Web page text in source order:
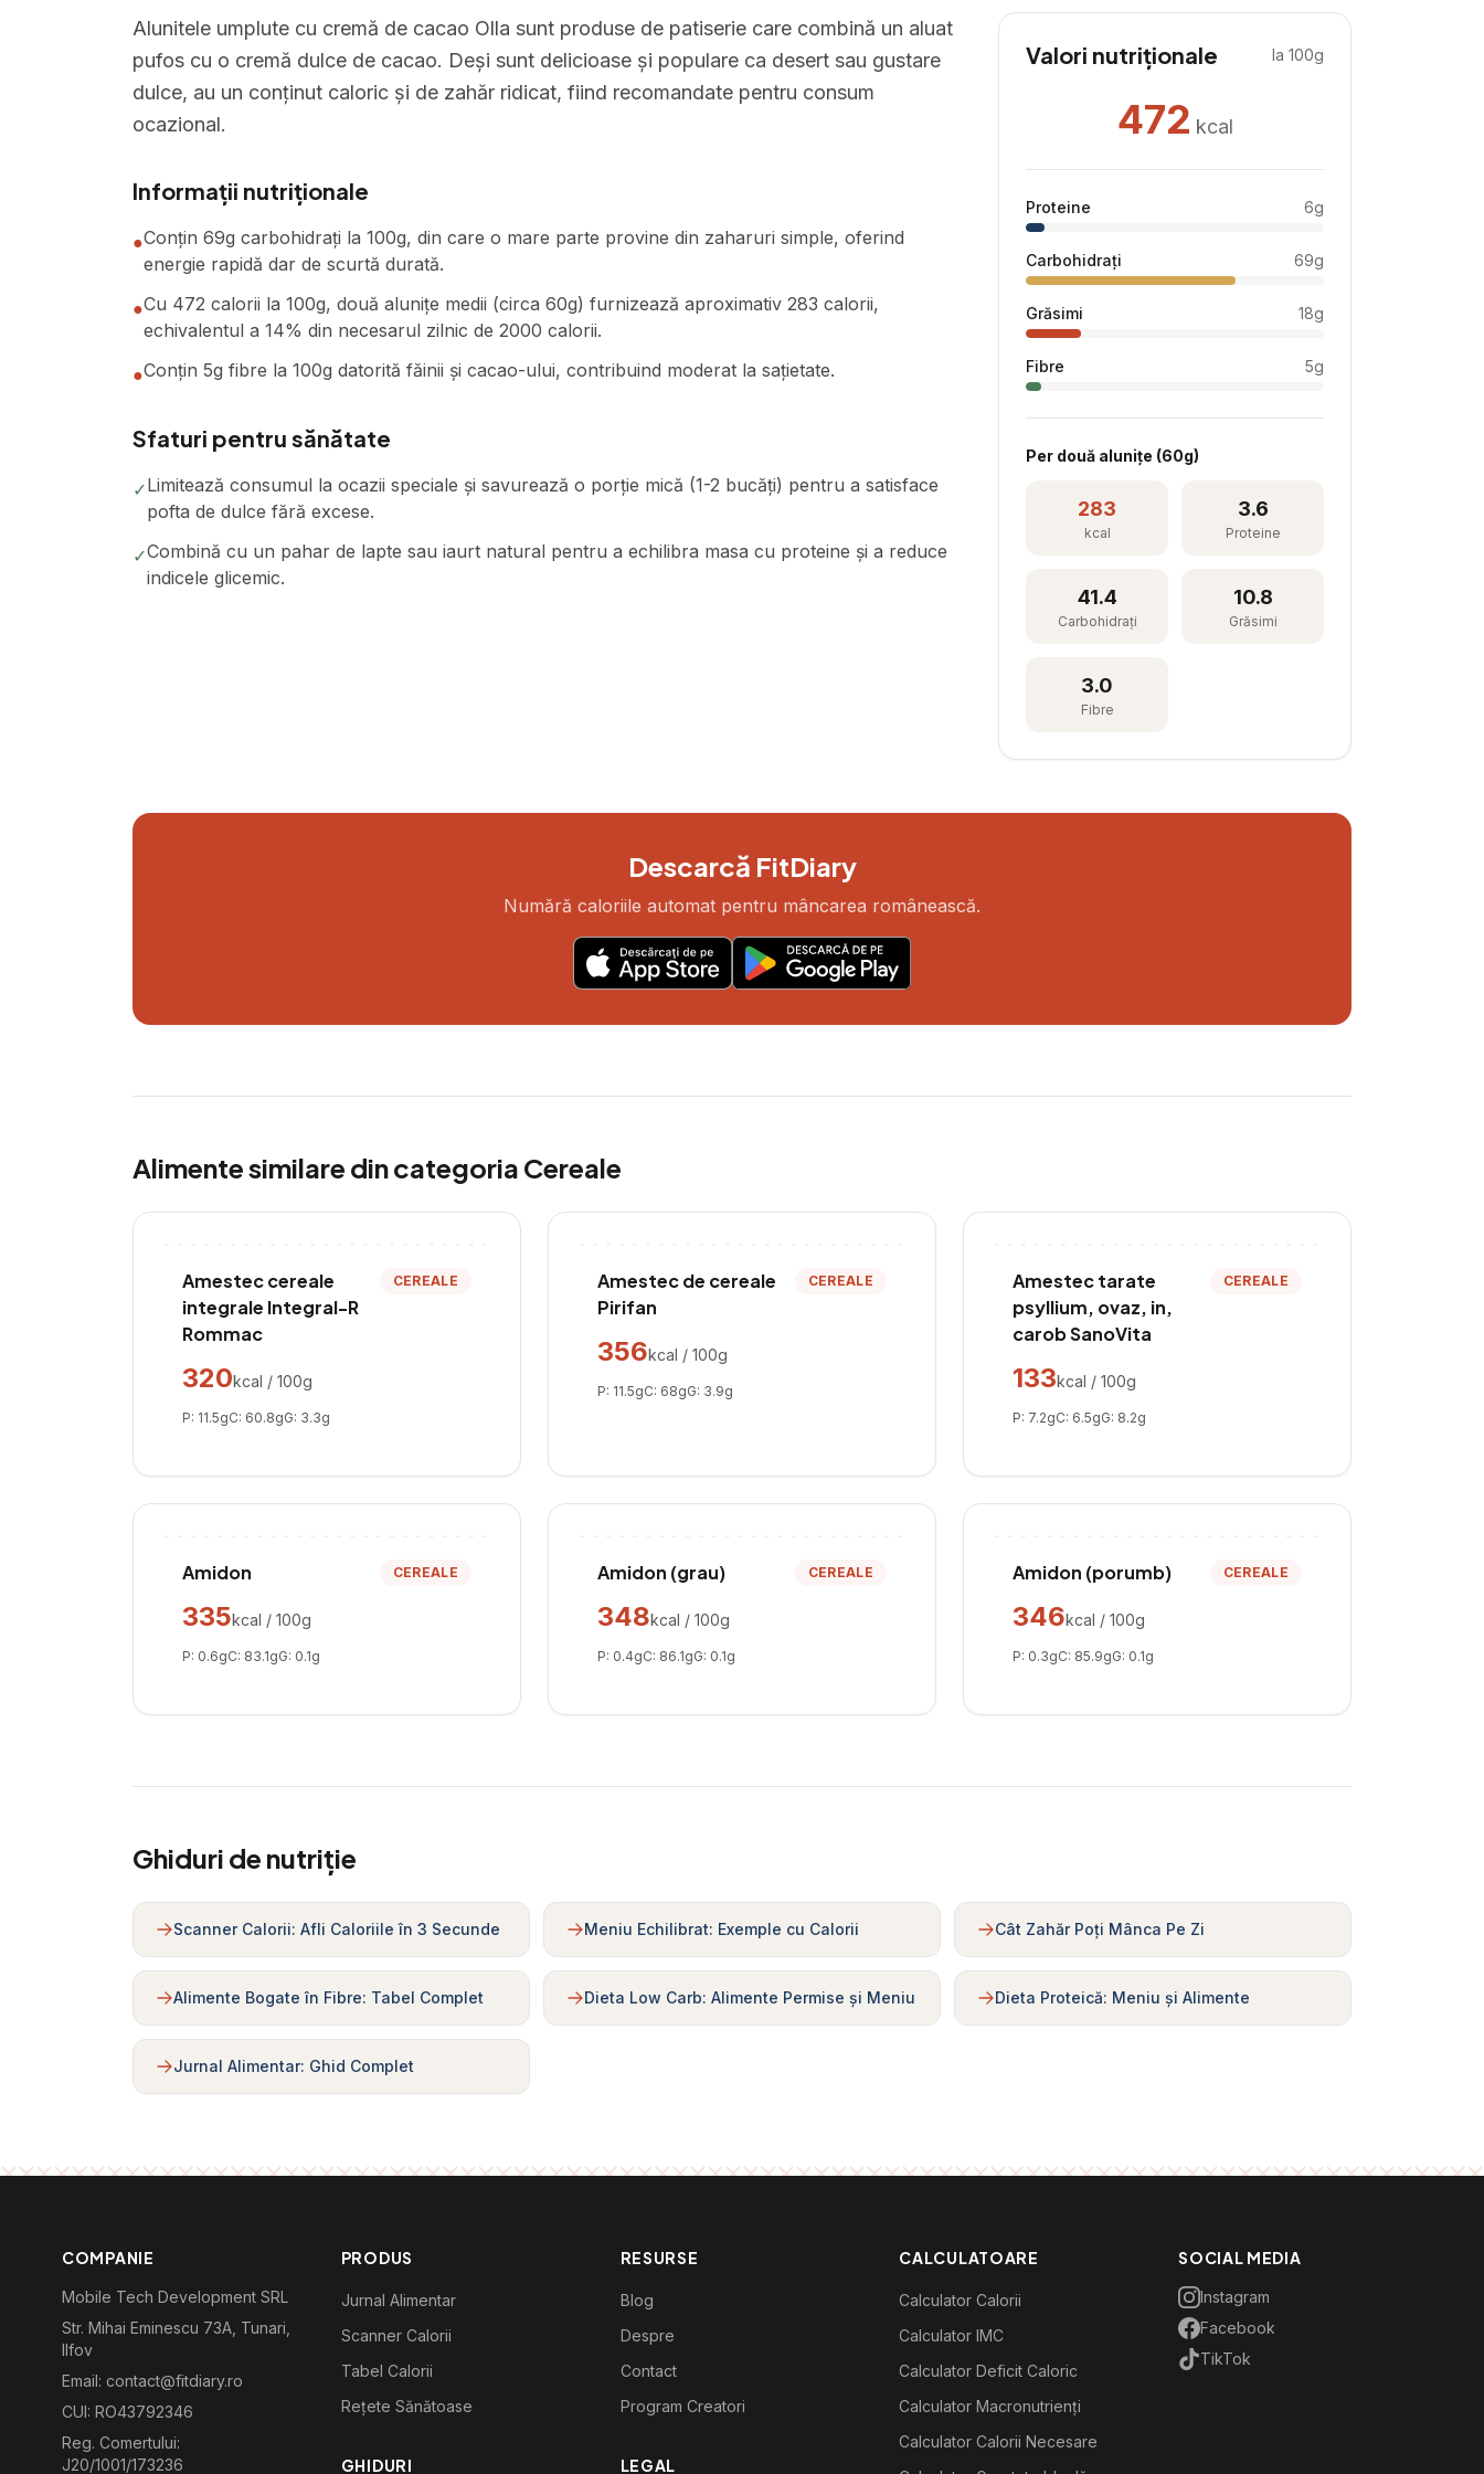
Alunitele umplute cu cremă de cacao Olla sunt produse de patiserie care combină un aluat
pufos cu o cremă dulce de cacao. Deși sunt delicioase și populare ca desert sau gustare
dulce, au un conținut caloric și de zahăr ridicat, fiind recomandate pentru consum
ocazional.
Informații nutriționale
●Conțin 69g carbohidrați la 100g, din care o mare parte provine din zaharuri simple, oferind
energie rapidă dar de scurtă durată.
●Cu 472 calorii la 100g, două alunițe medii (circa 60g) furnizează aproximativ 283 calorii,
echivalentul a 14% din necesarul zilnic de 2000 calorii.
●Conțin 5g fibre la 100g datorită făinii și cacao-ului, contribuind moderat la sațietate.
Sfaturi pentru sănătate
✓Limitează consumul la ocazii speciale și savurează o porție mică (1-2 bucăți) pentru a satisface
pofta de dulce fără excese.
✓Combină cu un pahar de lapte sau iaurt natural pentru a echilibra masa cu proteine și a reduce
indicele glicemic.
Valori nutriționale la 100g
472 kcal
Proteine 6g
Carbohidrați 69g
Grăsimi 18g
Fibre 5g
Per două alunițe (60g)
283
kcal
3.6
Proteine
41.4
Carbohidrați
10.8
Grăsimi
3.0
Fibre
Descarcă FitDiary
Numără caloriile automat pentru mâncarea românească.
Alimente similare din categoria Cereale
Amestec cereale
integrale Integral-R
Rommac
CEREALE
320kcal / 100g
P: 11.5gC: 60.8gG: 3.3g
Amestec de cereale
Pirifan
CEREALE
356kcal / 100g
P: 11.5gC: 68gG: 3.9g
Amestec tarate
psyllium, ovaz, in,
carob SanoVita
CEREALE
133kcal / 100g
P: 7.2gC: 6.5gG: 8.2g
Amidon CEREALE
335kcal / 100g
P: 0.6gC: 83.1gG: 0.1g
Amidon (grau) CEREALE
348kcal / 100g
P: 0.4gC: 86.1gG: 0.1g
Amidon (porumb) CEREALE
346kcal / 100g
P: 0.3gC: 85.9gG: 0.1g
Ghiduri de nutriție
Scanner Calorii: Afli Caloriile în 3 Secunde Meniu Echilibrat: Exemple cu Calorii Cât Zahăr Poți Mânca Pe Zi
Alimente Bogate în Fibre: Tabel Complet Dieta Low Carb: Alimente Permise și Meniu Dieta Proteică: Meniu și Alimente
Jurnal Alimentar: Ghid Complet
COMPANIE
Mobile Tech Development SRL
Str. Mihai Eminescu 73A, Tunari,
Ilfov
Email: contact@fitdiary.ro
CUI: RO43792346
Reg. Comertului:
J20/1001/173236
PRODUS
Jurnal Alimentar
Scanner Calorii
Tabel Calorii
Rețete Sănătoase
GHIDURI
RESURSE
Blog
Despre
Contact
Program Creatori
LEGAL
CALCULATOARE
Calculator Calorii
Calculator IMC
Calculator Deficit Caloric
Calculator Macronutrienți
Calculator Calorii Necesare
SOCIAL MEDIA
Instagram
Facebook
TikTok